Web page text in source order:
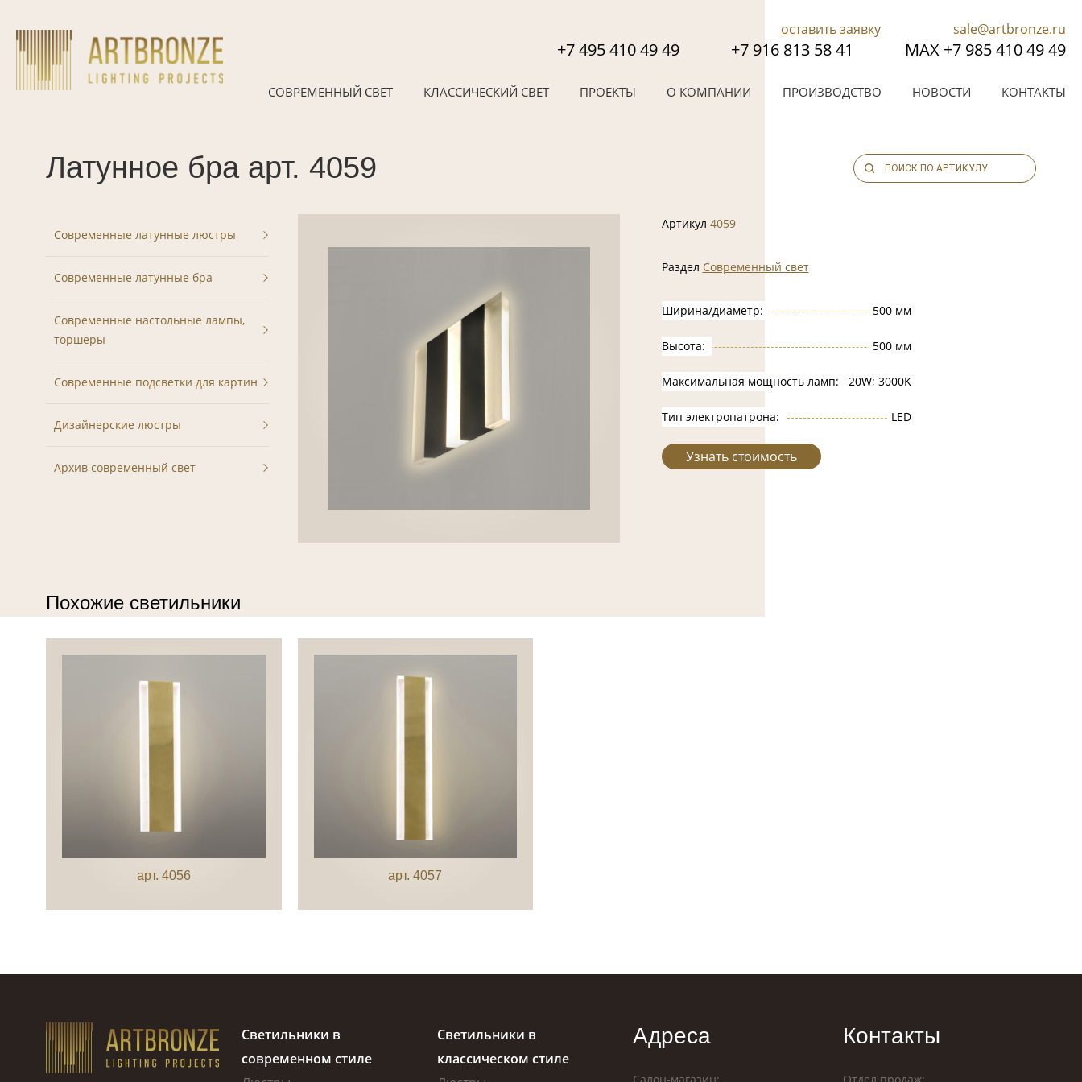
content
оставить заявку sale@artbronze.ru
+7 495 410 49 49 +7 916 813 58 41 МАХ +7 985 410 49 49
СОВРЕМЕННЫЙ СВЕТ КЛАССИЧЕСКИЙ СВЕТ ПРОЕКТЫ О КОМПАНИИ ПРОИЗВОДСТВО НОВОСТИ КОНТАКТЫ
Латунное бра арт. 4059
Современные латунные люстры
Современные латунные бра
Современные настольные лампы,
торшеры
Современные подсветки для картин
Дизайнерские люстры
Архив современный свет
Артикул 4059
Раздел Современный свет
Ширина/диаметр: 500 мм
Высота: 500 мм
Максимальная мощность ламп: 20W; 3000K
Тип электропатрона: LED
Узнать стоимость
Похожие светильники
арт. 4056 арт. 4057
Светильники в
современном стиле
Светильники в
классическом стиле
Адреса
Салон-магазин:
Контакты
Отдел продаж: